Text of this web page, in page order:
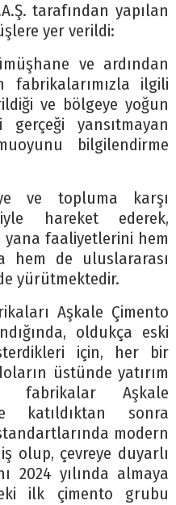
tarafından yapılan
yer verildi:
ve ardından
fabrikalarımızla ilgili
ve bölgeye yoğun
gerçeği yansıtmayan
bilgilendirme
ve topluma karşı
hareket ederek,
faaliyetlerini hem
hem de uluslararası
yürütmektedir.
Aşkale Çimento
oldukça eski
için, her bir
üstünde yatırım
fabrikalar Aşkale
katıldıktan sonra
modern
olup, çevreye duyarlı
2024 yılında almaya
ilk çimento grubu